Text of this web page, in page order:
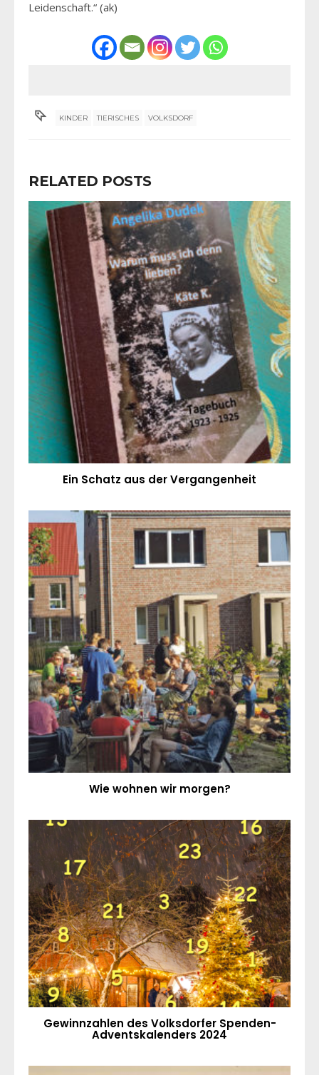
Leidenschaft.“ (ak)
KINDER TIERISCHES VOLKSDORF
RELATED POSTS
Ein Schatz aus der Vergangenheit
Wie wohnen wir morgen?
Gewinnzahlen des Volksdorfer Spenden-
Adventskalenders 2024